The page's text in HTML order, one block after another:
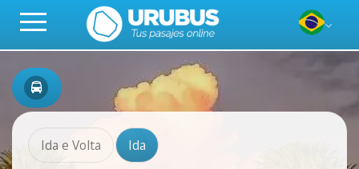
Ida e Volta Ida